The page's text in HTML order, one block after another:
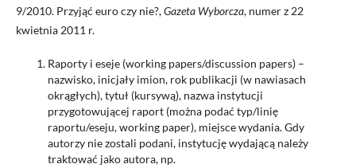
9/2010. Przyjąć euro czy nie?,Gazeta Wyborcza, numer z 22
kwietnia 2011 r.
Raporty i eseje (working papers/discussion papers) –
nazwisko, inicjały imion, rok publikacji (w nawiasach
okrągłych), tytuł (kursywą), nazwa instytucji
przygotowującej raport (można podać typ/linię
raportu/eseju, working paper), miejsce wydania. Gdy
autorzy nie zostali podani, instytucję wydającą należy
traktować jako autora, np.